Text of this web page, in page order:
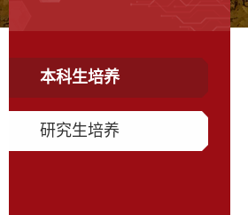
本科生培养
研究生培养